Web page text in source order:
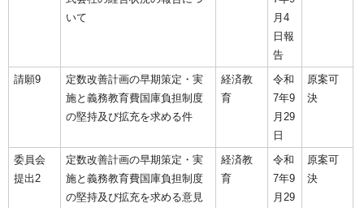
いて
月4
日報
告
請願9
定数改善計画の早期策定・実
施と義務教育費国庫負担制度
の堅持及び拡充を求める件
経済教
育
令和
7年9
月29
日
原案可
決
委員会
提出2
定数改善計画の早期策定・実
施と義務教育費国庫負担制度
の堅持及び拡充を求める意見
経済教
育
令和
7年9
月29
原案可
決